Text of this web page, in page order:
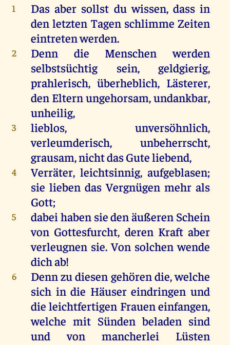
1 Das aber sollst du wissen, dassin
den letzten TagenschlimmeZeiten
eintretenwerden.
2 Denn die Menschen
werden
selbstsüchtig sein, geldgierig,
prahlerisch, überheblich, Lästerer,
den Elternungehorsam,undankbar,
unheilig,
3 lieblos,unversöhnlich,
verleumderisch, unbeherrscht,
grausam,nichtdasGuteliebend,
4 Verräter, leichtsinnig,aufgeblasen;
sie lieben das Vergnügenmehr als
Gott;
5 dabei haben siedenäußeren Schein
von Gottesfurcht, deren Kraft aber
verleugnen sie.Von solchen wende
dichab!
6 Dennzudiesen gehörendie,welche
sich in die Häusereindringenund
die leichtfertigen Frauen einfangen,
welche mit Sünden beladen sind
und
von mancherlei
Lüsten